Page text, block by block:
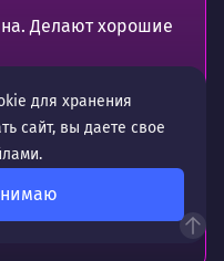
Делают хорошие
для хранения
сайт, вы даете свое